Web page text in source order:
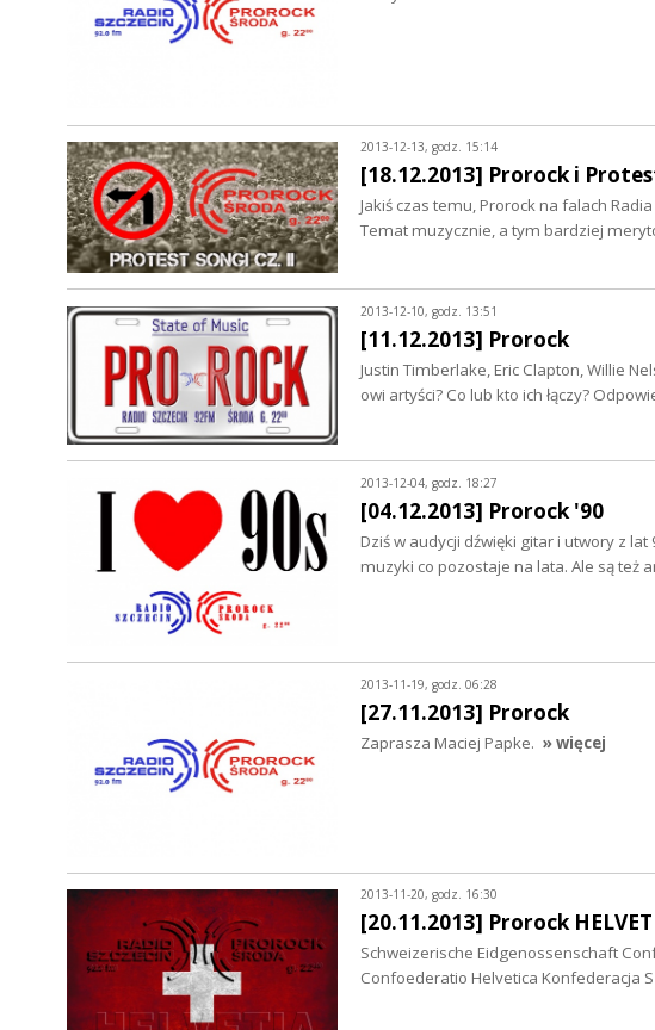
2013-12-13, godz. 15:14
[18.12.2013] Prorock i
Jakiś czas temu, Prorock na falach
Temat muzycznie, a tym bardziej
2013-12-10, godz. 13:51
[11.12.2013] Prorock
Justin Timberlake, Eric Clapton, Willie
owi artyści? Co lub kto ich łączy?
2013-12-04, godz. 18:27
[04.12.2013] Prorock '90
Dziś w audycji dźwięki gitar i utwory z
muzyki co pozostaje na lata. Ale są też
2013-11-19, godz. 06:28
[27.11.2013] Prorock
Zaprasza Maciej Papke. » więcej
2013-11-20, godz. 16:30
[20.11.2013] Prorock
Schweizerische Eidgenossenschaft
Confoederatio Helvetica Konfederacja